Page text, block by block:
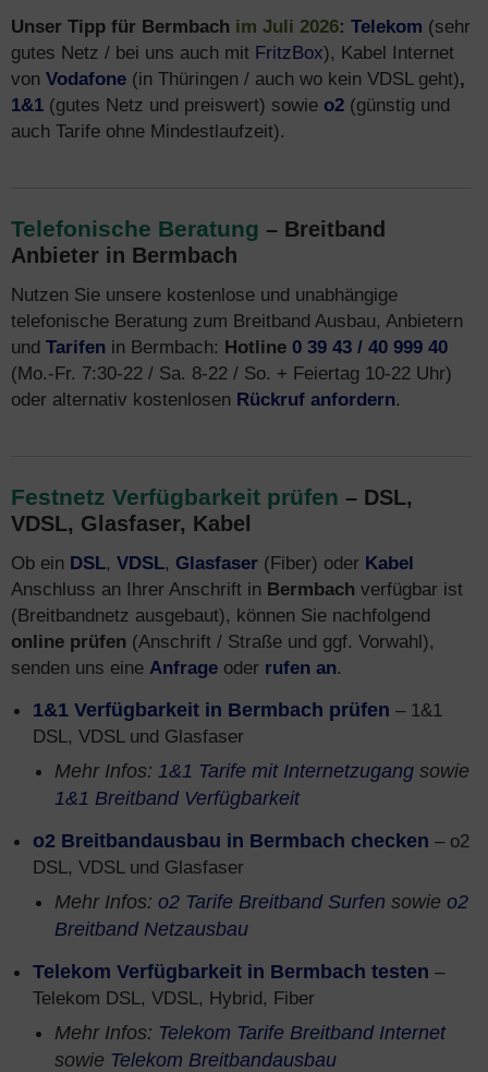
Unser Tipp für Bermbach im Juli 2026: Telekom (sehr
gutes Netz / bei uns auch mit FritzBox), Kabel Internet
von Vodafone (in Thüringen / auch wo kein VDSL geht),
1&1 (gutes Netz und preiswert) sowie o2 (günstig und
auch Tarife ohne Mindestlaufzeit).
Telefonische Beratung – Breitband
Anbieter in Bermbach
Nutzen Sie unsere kostenlose und unabhängige
telefonische Beratung zum Breitband Ausbau, Anbietern
und Tarifen in Bermbach: Hotline 0 39 43 / 40 999 40
(Mo.-Fr. 7:30-22 / Sa. 8-22 / So. + Feiertag 10-22 Uhr)
oder alternativ kostenlosen Rückruf anfordern.
Festnetz Verfügbarkeit prüfen – DSL,
VDSL, Glasfaser, Kabel
Ob ein DSL, VDSL, Glasfaser (Fiber) oder Kabel
Anschluss an Ihrer Anschrift in Bermbach verfügbar ist
(Breitbandnetz ausgebaut), können Sie nachfolgend
online prüfen (Anschrift / Straße und ggf. Vorwahl),
senden uns eine Anfrage oder rufen an.
1&1 Verfügbarkeit in Bermbach prüfen – 1&1
DSL, VDSL und Glasfaser
Mehr Infos: 1&1 Tarife mit Internetzugang sowie
1&1 Breitband Verfügbarkeit
o2 Breitbandausbau in Bermbach checken – o2
DSL, VDSL und Glasfaser
Mehr Infos: o2 Tarife Breitband Surfen sowie o2
Breitband Netzausbau
Telekom Verfügbarkeit in Bermbach testen –
Telekom DSL, VDSL, Hybrid, Fiber
Mehr Infos: Telekom Tarife Breitband Internet
sowie Telekom Breitbandausbau